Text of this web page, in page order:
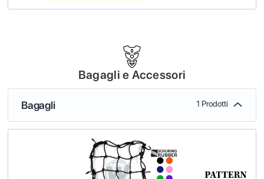
Bagagli e Accessori
Bagagli 1 Prodotti